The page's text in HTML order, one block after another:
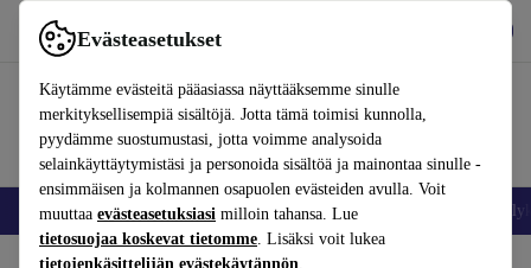
Evästeasetukset
Käytämme evästeitä pääasiassa näyttääksemme sinulle
merkityksellisempiä sisältöjä. Jotta tämä toimisi kunnolla,
pyydämme suostumustasi, jotta voimme analysoida
selainkäyttäytymistäsi ja personoida sisältöä ja mainontaa sinulle -
ensimmäisen ja kolmannen osapuolen evästeiden avulla. Voit
muuttaa evästeasetuksiasi milloin tahansa. Lue
tietosuojaa koskevat tietomme. Lisäksi voit lukea
tietojenkäsittelijän evästekäytännön.
Käytä refurbed-palvelua nopeasti ja helposti
Matkapuhelimet ja älypuhelimet Kannettavat tietokoneet